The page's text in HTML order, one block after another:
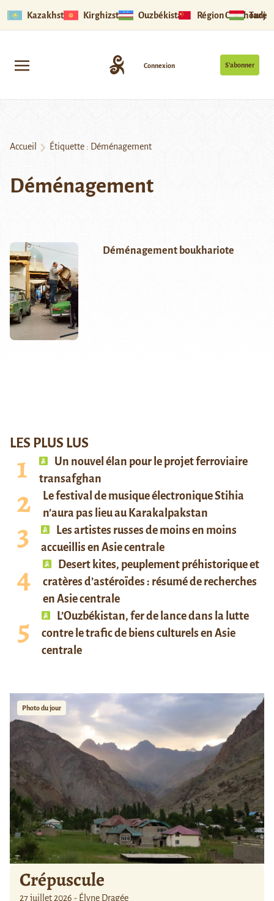
Kazakhstan Kirghizstan Ouzbékistan Région Ouïghoure
S’abonner
Connexion
Accueil Étiquette : Déménagement
Déménagement
Déménagement boukhariote
LES PLUS LUS
Un nouvel élan pour le projet ferroviaire
transafghan
Le festival de musique électronique Stihia
n’aura pas lieu au Karakalpakstan
Les artistes russes de moins en moins
accueillis en Asie centrale
Desert kites, peuplement préhistorique et
cratères d’astéroïdes : résumé de recherches
en Asie centrale
L’Ouzbékistan, fer de lance dans la lutte
contre le trafic de biens culturels en Asie
centrale
Photo du jour
Crépuscule
27 juillet 2026 - Élyne Dragée